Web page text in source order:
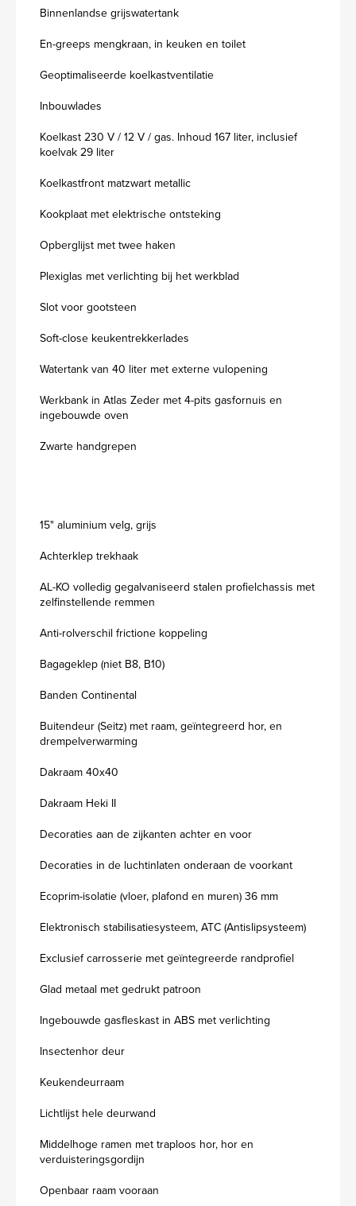
Binnenlandse grijswatertank
En-greeps mengkraan, in keuken en toilet
Geoptimaliseerde koelkastventilatie
Inbouwlades
Koelkast 230 V / 12 V / gas. Inhoud 167 liter, inclusief
koelvak 29 liter
Koelkastfront matzwart metallic
Kookplaat met elektrische ontsteking
Opberglijst met twee haken
Plexiglas met verlichting bij het werkblad
Slot voor gootsteen
Soft-close keukentrekkerlades
Watertank van 40 liter met externe vulopening
Werkbank in Atlas Zeder met 4-pits gasfornuis en
ingebouwde oven
Zwarte handgrepen
15" aluminium velg, grijs
Achterklep trekhaak
AL-KO volledig gegalvaniseerd stalen profielchassis met
zelfinstellende remmen
Anti-rolverschil frictione koppeling
Bagageklep (niet B8, B10)
Banden Continental
Buitendeur (Seitz) met raam, geïntegreerd hor, en
drempelverwarming
Dakraam 40x40
Dakraam Heki II
Decoraties aan de zijkanten achter en voor
Decoraties in de luchtinlaten onderaan de voorkant
Ecoprim-isolatie (vloer, plafond en muren) 36 mm
Elektronisch stabilisatiesysteem, ATC (Antislipsysteem)
Exclusief carrosserie met geïntegreerde randprofiel
Glad metaal met gedrukt patroon
Ingebouwde gasfleskast in ABS met verlichting
Insectenhor deur
Keukendeurraam
Lichtlijst hele deurwand
Middelhoge ramen met traploos hor, hor en
verduisteringsgordijn
Openbaar raam vooraan